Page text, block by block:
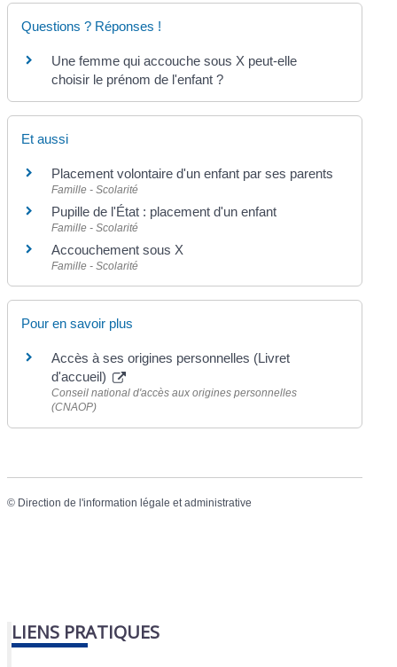
Questions ? Réponses !
Une femme qui accouche sous X peut-elle
choisir le prénom de l'enfant ?
Et aussi
Placement volontaire d'un enfant par ses parents
Famille - Scolarité
Pupille de l'État : placement d'un enfant
Famille - Scolarité
Accouchement sous X
Famille - Scolarité
Pour en savoir plus
Accès à ses origines personnelles (Livret
d'accueil)
Conseil national d'accès aux origines personnelles
(CNAOP)
© Direction de l'information légale et administrative
LIENS PRATIQUES